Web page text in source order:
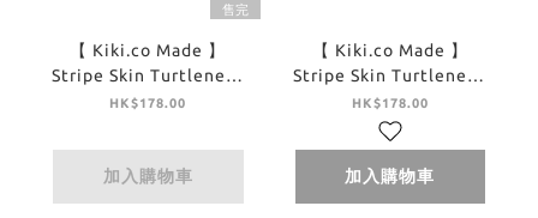
售完
【 Kiki.co Made 】
Stripe Skin Turtleneck
inner-red
HK$178.00
加入購物車
【 Kiki.co Made 】
Stripe Skin Turtleneck
inner-green
HK$178.00
加入購物車